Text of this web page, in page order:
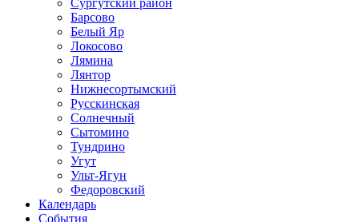
Сургутский район
Барсово
Белый Яр
Локосово
Лямина
Лянтор
Нижнесортымский
Русскинская
Солнечный
Сытомино
Тундрино
Угут
Ульт-Ягун
Федоровский
Календарь
События